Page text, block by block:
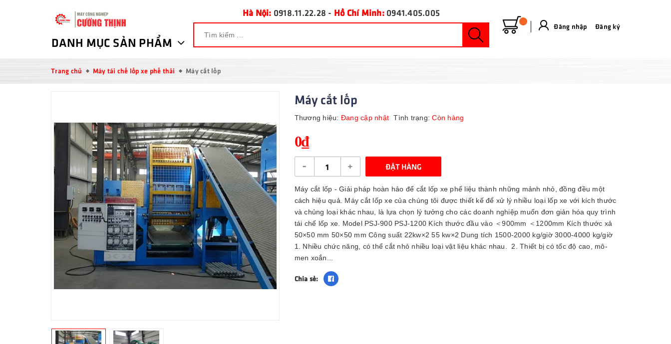
DANH MỤC SẢN PHẨM
Hà Nội: 0918.11.22.28 - Hồ Chí Minh: 0941.405.005
Đăng nhập Đăng ký
Trang chủ Máy tái chế lốp xe phế thải Máy cắt lốp
Máy cắt lốp
Thương hiệu: Đang cập nhật Tình trạng:Còn hàng
0₫
- + ĐẶT HÀNG
Máy cắt lốp - Giải pháp hoàn hảo để cắt lốp xe phế liệu thành những mảnh nhỏ, đồng đều một
cách hiệu quả. Máy cắt lốp xe của chúng tôi được thiết kế để xử lý nhiều loại lốp xe với kích thước
và chủng loại khác nhau, là lựa chọn lý tưởng cho các doanh nghiệp muốn đơn giản hóa quy trình
tái chế lốp xe. Model PSJ-900 PSJ-1200 Kích thước đầu vào ＜900mm ＜1200mm Kích thước xả
50×50 mm 50×50 mm Công suất 22kw×2 55 kw×2 Dung tích 1500-2000 kg/giờ 3000-4000 kg/giờ
1. Nhiều chức năng, có thể cắt nhỏ nhiều loại vật liệu khác nhau. 2. Thiết bị có tốc độ cao, mô-
men xoắn...
Chia sẻ: